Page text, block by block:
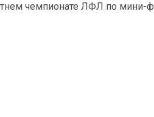
чемпионате ЛФЛ по мини-